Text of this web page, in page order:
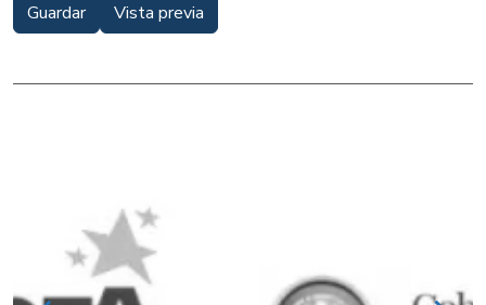
Guardar Vista previa